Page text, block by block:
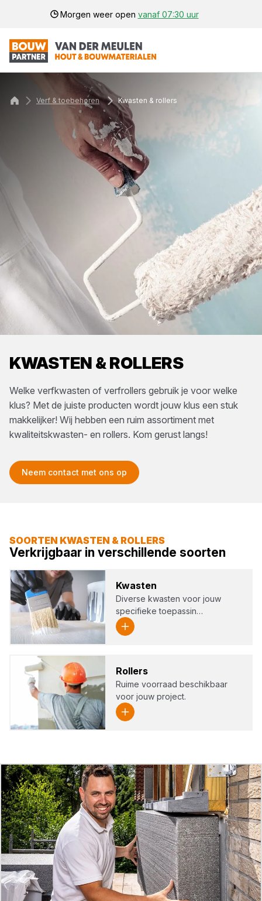
Morgen weer open vanaf 07:30 uur
KWASTEN & ROLLERS
Welke verfkwasten of verfrollers gebruik je voor welke
klus? Met de juiste producten wordt jouw klus een stuk
makkelijker! Wij hebben een ruim assortiment met
kwaliteitskwasten- en rollers. Kom gerust langs!
Neem contact met ons op
Verf & toebehoren Kwasten & rollers
SOORTEN KWASTEN & ROLLERS
Verkrijgbaar in verschillende soorten
Kwas­ten
Diverse kwasten voor jouw
specifieke toepassin…
Rol­lers
Ruime voorraad beschikbaar
voor jouw project.